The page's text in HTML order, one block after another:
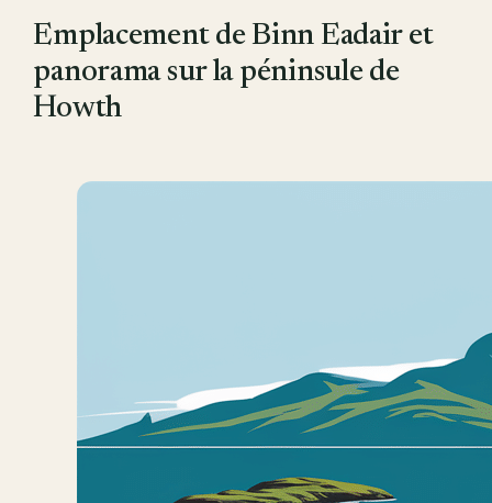
Emplacement de Binn Eadair et
panorama sur la péninsule de
Howth